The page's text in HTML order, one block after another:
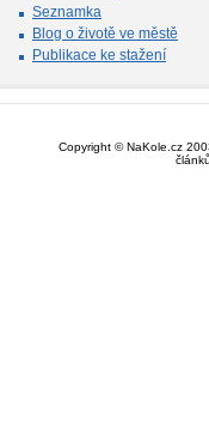
Seznamka
Blog o životě ve městě
Publikace ke stažení
Copyright © NaKole.cz